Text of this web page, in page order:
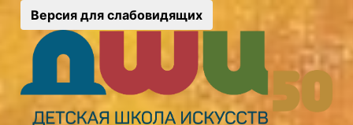
Версия для слабовидящих